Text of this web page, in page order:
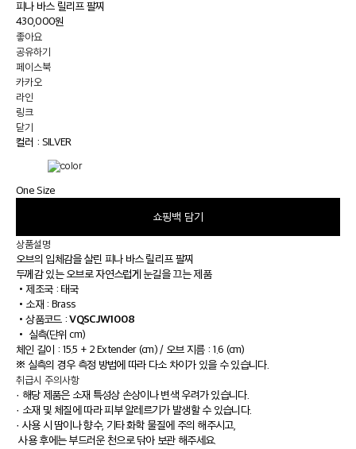
피나 바스 릴리프 팔찌
430,000원
좋아요
공유하기
페이스북
카카오
라인
링크
닫기
컬러 : SILVER
One Size
쇼핑백 담기
상품설명
오브의 입체감을 살린 피나 바스 릴리프 팔찌
두께감 있는 오브로 자연스럽게 눈길을 끄는 제품
• 제조국 : 태국
• 소재 : Brass
•상품코드 :VQSCJW1008
• 실측(단위 cm)
체인 길이 : 15.5 + 2 Extender (cm) / 오브 지름 : 1.6 (cm)
※ 실측의 경우 측정 방법에 따라 다소 차이가 있을 수 있습니다.
취급시 주의사항
· 해당 제품은 소재 특성상 손상이나 변색 우려가 있습니다.
· 소재 및 체질에 따라 피부 알레르기가 발생할 수 있습니다.
· 사용 시 땀이나 향수, 기타 화학 물질에 주의 해주시고,
사용 후에는 부드러운 천으로 닦아 보관 해주세요.